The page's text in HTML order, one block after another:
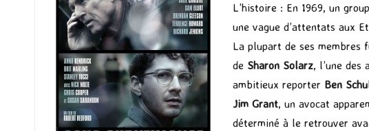
L’histoire : En 1969, un
une vague d’attentats aux
La plupart de ses membres
de Sharon Solarz, l’une
ambitieux reporter Ben
Jim Grant, un avocat
déterminé à le retrouver